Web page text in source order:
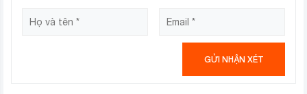
Bảo quản thực phẩm luôn tươi